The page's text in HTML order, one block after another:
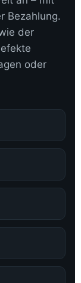
Bezahlung.
der
oder